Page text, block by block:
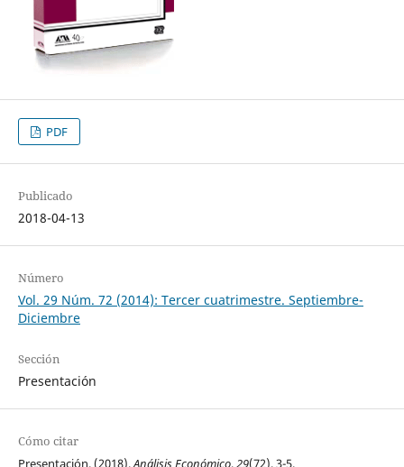
PDF
Publicado
2018-04-13
Número
Vol. 29 Núm. 72 (2014): Tercer cuatrimestre. Septiembre-
Diciembre
Sección
Presentación
Cómo citar
Presentación. (2018).Análisis Económico,29(72), 3-5.